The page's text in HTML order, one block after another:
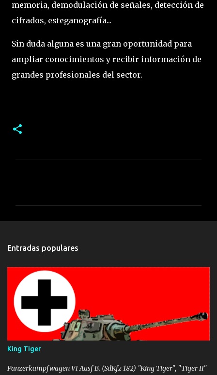
memoria, demodulación de señales, detección de
cifrados, esteganografía...
Sin duda alguna es una gran oportunidad para
ampliar conocimientos y recibir información de
grandes profesionales del sector.
t
r
i
s
Entradas populares
King Tiger
Panzerkampfwagen VI Ausf B. (SdKfz 182) "King Tiger", "Tiger II"